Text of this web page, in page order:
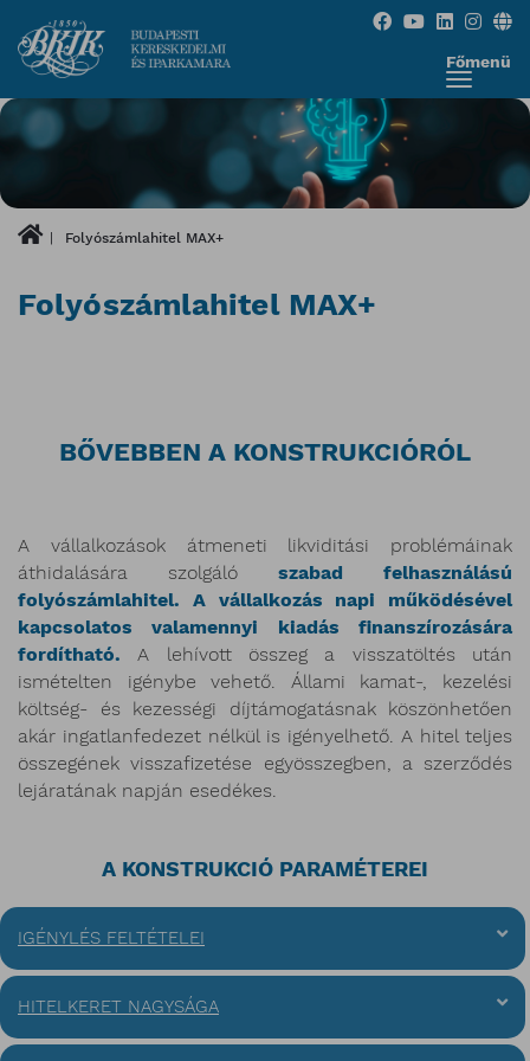
Főmenü
Folyószámlahitel MAX+
Folyószámlahitel MAX+
BŐVEBBEN A KONSTRUKCIÓRÓL
A vállalkozások átmeneti likviditási problémáinak
áthidalására szolgáló szabad felhasználású
folyószámlahitel. A vállalkozás napi működésével
kapcsolatos valamennyi kiadás finanszírozására
fordítható. A lehívott összeg a visszatöltés után
ismételten igénybe vehető. Állami kamat-, kezelési
költség- és kezességi díjtámogatásnak köszönhetően
akár ingatlanfedezet nélkül is igényelhető. A hitel teljes
összegének visszafizetése egyösszegben, a szerződés
lejáratának napján esedékes.
A KONSTRUKCIÓ PARAMÉTEREI
IGÉNYLÉS FELTÉTELEI
HITELKERET NAGYSÁGA